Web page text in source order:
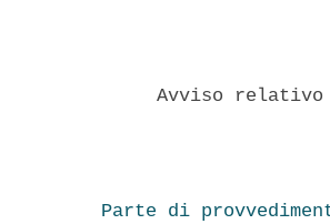
Avviso
Parte di